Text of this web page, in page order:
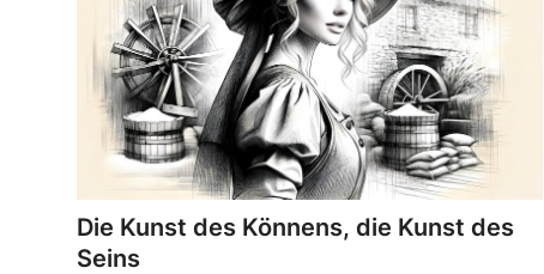
Die Kunst des Könnens, die Kunst des
Seins